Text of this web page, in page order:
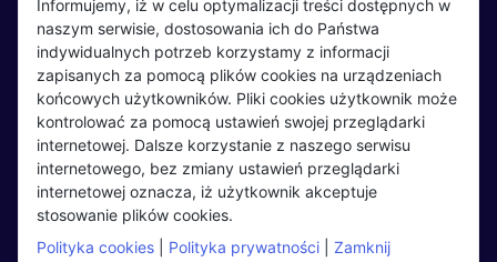
LinkedIn
Wydarzenia
Kandydaci
Regulamin kandydata
Oferty pracy
Pracodawcy
Opinie o pracodawcach
Pracodawcy
Regulamin pracodawcy
Dodaj ogłoszenie
Informujemy, iż w celu optymalizacji treści dostępnych w
naszym serwisie, dostosowania ich do Państwa
indywidualnych potrzeb korzystamy z informacji
zapisanych za pomocą plików cookies na urządzeniach
końcowych użytkowników. Pliki cookies użytkownik może
kontrolować za pomocą ustawień swojej przeglądarki
internetowej. Dalsze korzystanie z naszego serwisu
internetowego, bez zmiany ustawień przeglądarki
internetowej oznacza, iż użytkownik akceptuje
stosowanie plików cookies.
Polityka cookies
Polityka prywatności Zamknij